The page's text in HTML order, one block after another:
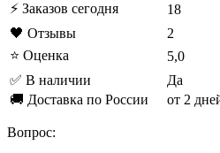
⚡ Заказов сегодня
18
🖤 Отзывы
2
⭐ Оценка
5,0
✅ В наличии
Да
🚚 Доставка по России
от 2
Вопрос: